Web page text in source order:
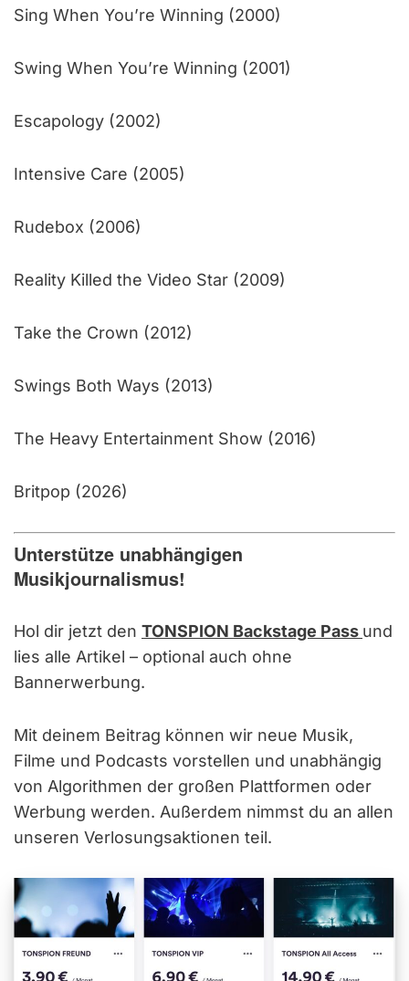
Sing When You’re Winning (2000)
Swing When You’re Winning (2001)
Escapology (2002)
Intensive Care (2005)
Rudebox (2006)
Reality Killed the Video Star (2009)
Take the Crown (2012)
Swings Both Ways (2013)
The Heavy Entertainment Show (2016)
Britpop (2026)
Unterstütze unabhängigen
Musikjournalismus!
Hol dir jetzt den TONSPION Backstage Pass und
lies alle Artikel – optional auch ohne
Bannerwerbung.
Mit deinem Beitrag können wir neue Musik,
Filme und Podcasts vorstellen und unabhängig
von Algorithmen der großen Plattformen oder
Werbung werden. Außerdem nimmst du an allen
unseren Verlosungsaktionen teil.